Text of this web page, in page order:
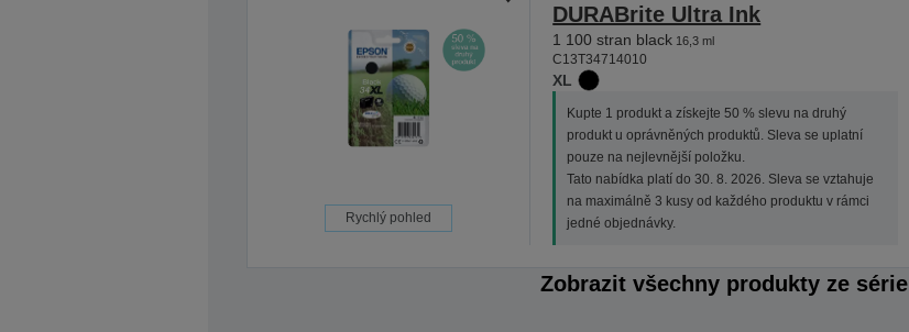
Rychlý pohled
DURABrite Ultra Ink
1 100 stran black 16,3 ml
C13T34714010
XL
Kupte 1 produkt a získejte 50 % slevu na druhý
produkt u oprávněných produktů. Sleva se uplatní
pouze na nejlevnější položku.
Tato nabídka platí do 30. 8. 2026. Sleva se vztahuje
na maximálně 3 kusy od každého produktu v rámci
jedné objednávky.
Zobrazit všechny produkty ze série